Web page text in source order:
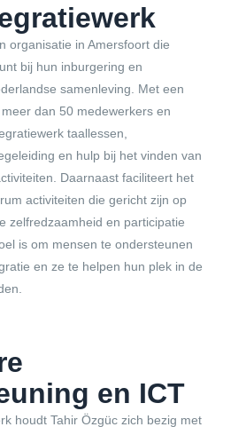
organisatie in Amersfoort die
bij hun inburgering en
samenleving. Met een
dan 50 medewerkers en
taallessen,
en hulp bij het vinden van
Daarnaast faciliteert het
activiteiten die gericht zijn op
zelfredzaamheid en participatie
is om mensen te ondersteunen
en ze te helpen hun plek in de
en ICT
houdt Tahir Özgüc zich bezig met